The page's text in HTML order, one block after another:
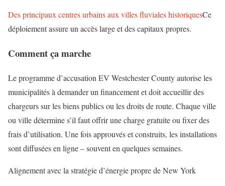
Des principaux centres urbains aux villes fluviales historiquesCe
déploiement assure un accès large et des capitaux propres.
Comment ça marche
Le programme d’accusation EV Westchester County autorise les
municipalités à demander un financement et doit accueillir des
chargeurs sur les biens publics ou les droits de route. Chaque ville
ou ville détermine s’il faut offrir une charge gratuite ou fixer des
frais d’utilisation. Une fois approuvés et construits, les installations
sont diffusées en ligne – souvent en quelques semaines.
Alignement avec la stratégie d’énergie propre de New York